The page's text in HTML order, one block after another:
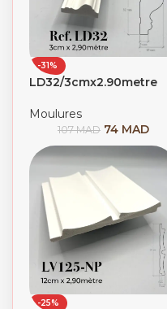
-31%
LD32/3cmx2.90metre
Moulures
107MAD 74 MAD
-25%